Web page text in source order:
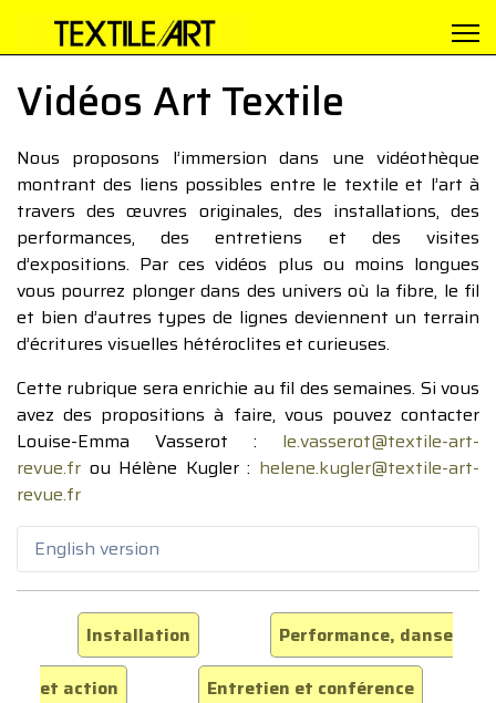
Vidéos Art Textile
Nous proposons l’immersion dans une vidéothèque
montrant des liens possibles entre le textile et l’art à
travers des œuvres originales, des installations, des
performances, des entretiens et des visites
d’expositions. Par ces vidéos plus ou moins longues
vous pourrez plonger dans des univers où la fibre, le fil
et bien d’autres types de lignes deviennent un terrain
d’écritures visuelles hétéroclites et curieuses.
Cette rubrique sera enrichie au fil des semaines. Si vous
avez des propositions à faire, vous pouvez contacter
Louise-Emma Vasserot : le.vasserot@textile-art-
revue.fr ou Hélène Kugler : helene.kugler@textile-art-
revue.fr
English version
Installation
Performance, danse
et action
Entretien et conférence